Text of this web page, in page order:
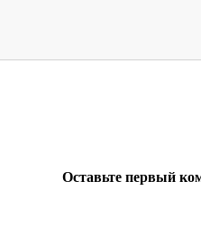
Оставьте первый